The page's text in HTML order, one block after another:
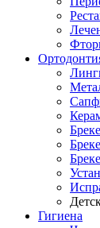
Гигиена